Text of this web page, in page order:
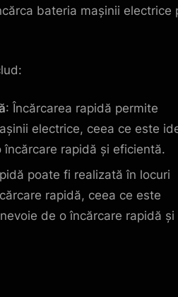
bateria mașinii electrice
: Încărcarea rapidă permite
electrice, ceea ce este
rapidă și eficientă.
poate fi realizată în locuri
rapidă, ceea ce este
de o încărcare rapidă și